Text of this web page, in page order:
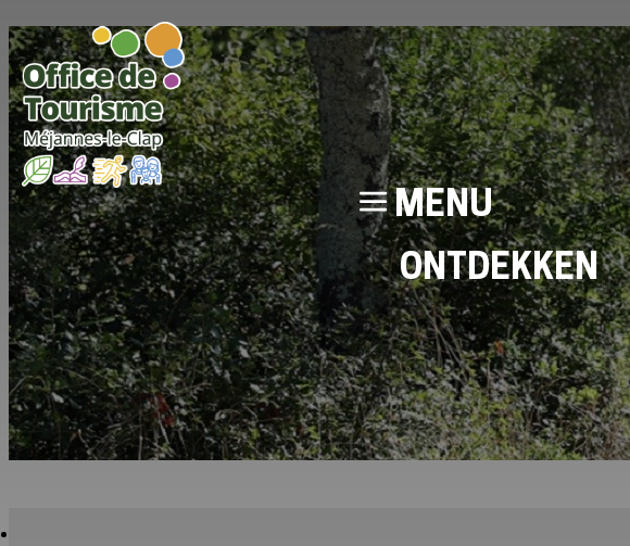
MENU
ONTDEKKEN